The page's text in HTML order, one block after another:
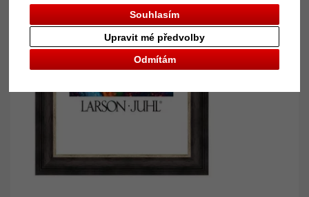
Souhlasím
Odmítám
Upravit mé předvolby